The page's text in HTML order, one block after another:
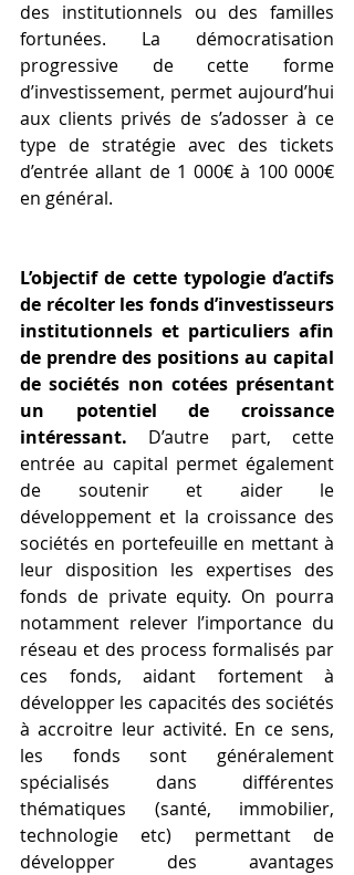
des institutionnels ou des familles
fortunées. La démocratisation
progressive de cette forme
d’investissement, permet aujourd’hui
aux clients privés de s’adosser à ce
type de stratégie avec des tickets
d’entrée allant de 1 000€ à 100 000€
en général.
L’objectif de cette typologie d’actifs
de récolter les fonds d’investisseurs
institutionnels et particuliers afin
de prendre des positions au capital
de sociétés non cotées présentant
un potentiel de croissance
intéressant. D’autre part, cette
entrée au capital permet également
de soutenir et aider le
développement et la croissance des
sociétés en portefeuille en mettant à
leur disposition les expertises des
fonds de private equity. On pourra
notamment relever l’importance du
réseau et des process formalisés par
ces fonds, aidant fortement à
développer les capacités des sociétés
à accroitre leur activité. En ce sens,
les fonds sont généralement
spécialisés dans différentes
thématiques (santé, immobilier,
technologie etc) permettant de
développer des avantages